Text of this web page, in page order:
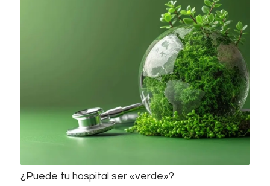
¿Puede tu hospital ser «verde»?